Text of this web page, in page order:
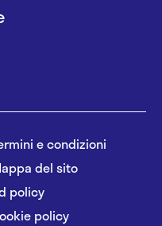
e condizioni
del sito
policy
policy